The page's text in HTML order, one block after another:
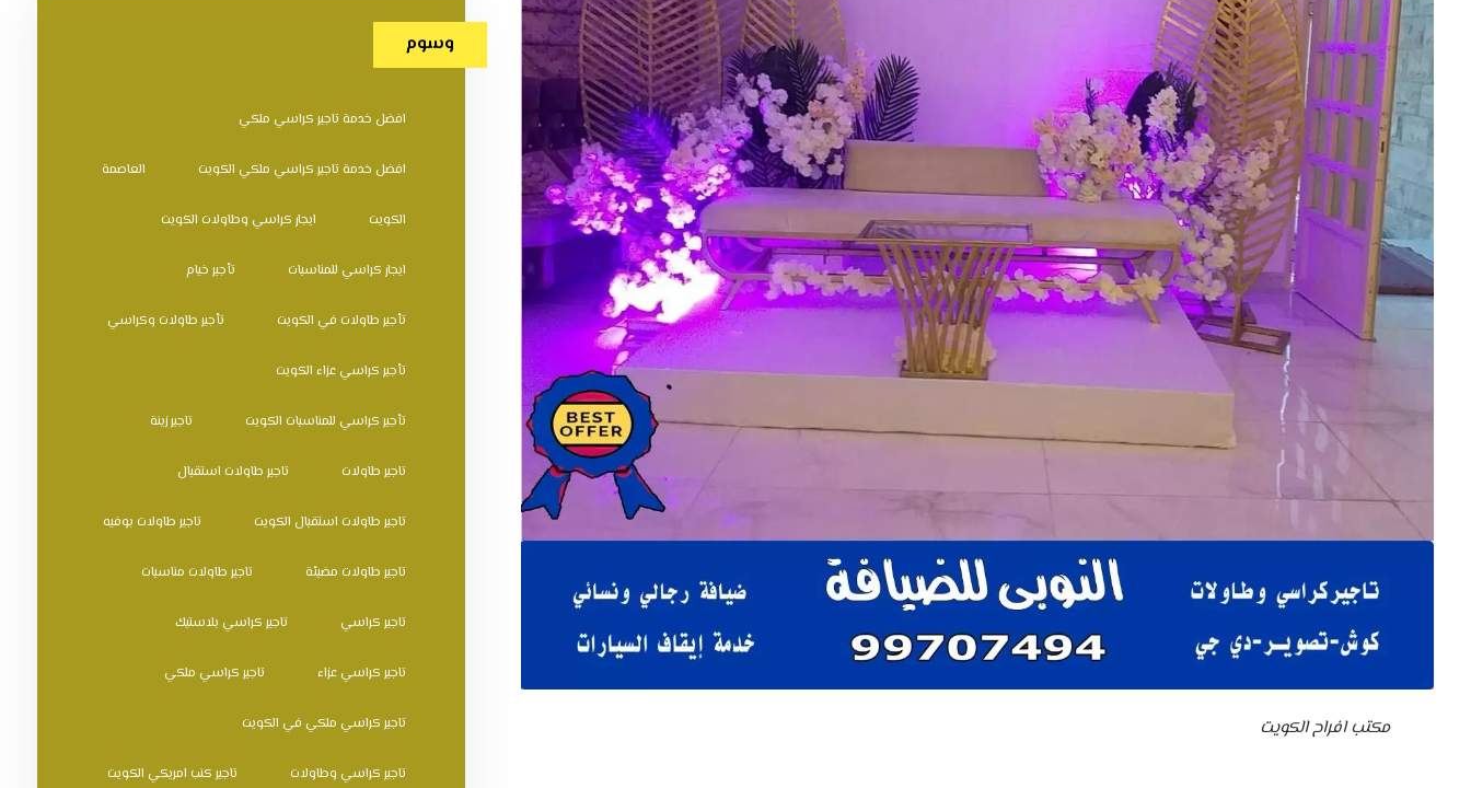
مكتب افراح الكويت
وسوم
افضل خدمة تاجير كراسي ملكي
افضل خدمة تاجير كراسي ملكي الكويت العاصمة
الكويت ايجار كراسي وطاولات الكويت
ايجار كراسي للمناسبات تأجير خيام
تأجير طاولات في الكويت تأجير طاولات وكراسي
تأجير كراسي عزاء الكويت
تأجير كراسي للمناسبات الكويت تاجير زينة
تاجير طاولات تاجير طاولات استقبال
تاجير طاولات استقبال الكويت تاجير طاولات بوفيه
تاجير طاولات مضيئة تاجير طاولات مناسبات
تاجير كراسي تاجير كراسي بلاستيك
تاجير كراسي عزاء تاجير كراسي ملكي
تاجير كراسي ملكي في الكويت
تاجير كراسي وطاولات تاجير كنب امريكي الكويت